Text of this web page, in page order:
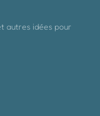
autres idées pour